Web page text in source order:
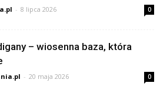
- 8 lipca 2026 0
– wiosenna baza, która
- 20 maja 2026 0